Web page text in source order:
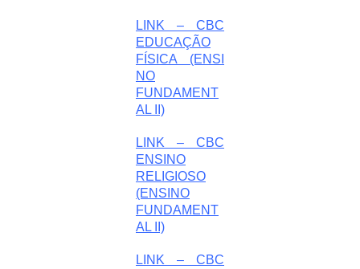
LINK – CBC
EDUCAÇÃO
FÍSICA (ENSI
NO
FUNDAMENT
AL II)
LINK – CBC
ENSINO
RELIGIOSO
(ENSINO
FUNDAMENT
AL II)
LINK – CBC